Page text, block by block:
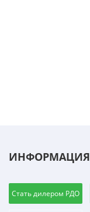
ИНФОРМАЦИЯ
Стать дилером РДО